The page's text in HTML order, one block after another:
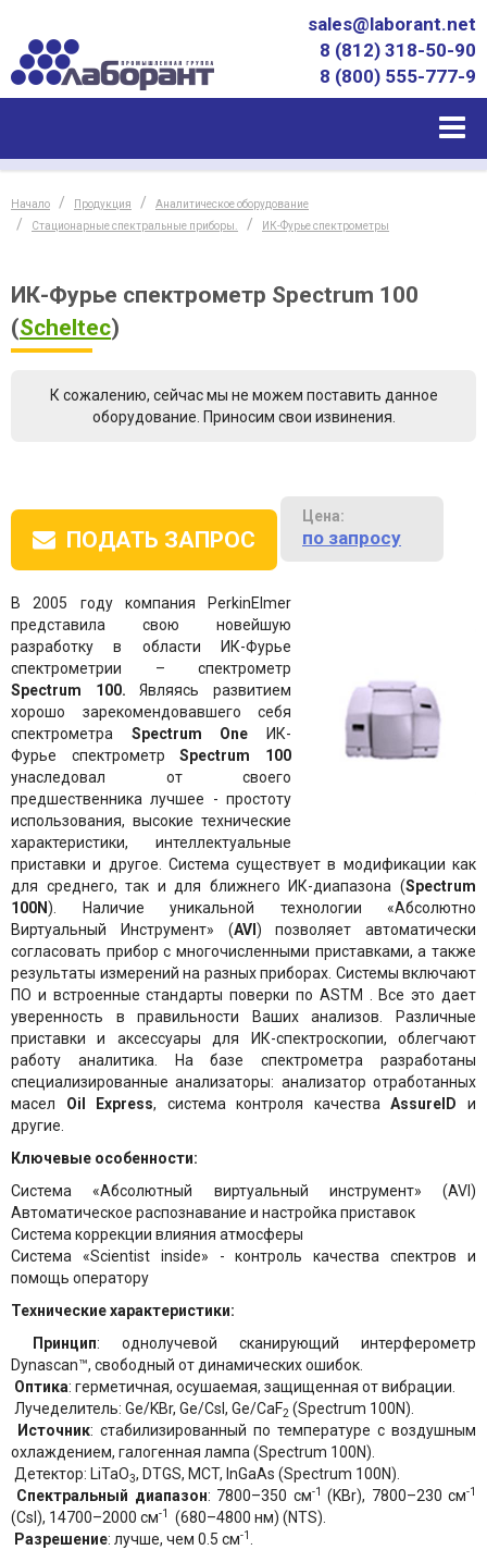
sales@laborant.net
8 (812) 318-50-90
8 (800) 555-777-9
Начало Продукция
Аналитическое оборудование
Стационарные спектральные приборы.
ИК-Фурье спектрометры
ИК-Фурье спектрометр Spectrum 100
(Scheltec)
К сожалению, сейчас мы не можем поставить данное
оборудование. Приносим свои извинения.
ПОДАТЬ ЗАПРОС
Цена:
по запросу
В 2005 году компания PerkinElmer
представила свою новейшую
разработку в области ИК-Фурье
спектрометрии – спектрометр
Spectrum 100.Являясь развитием
хорошо зарекомендовавшего себя
спектрометра Spectrum One
ИК-
Фурье спектрометрSpectrum 100
унаследовал от своего
предшественника лучшее - простоту
использования, высокие технические
характеристики, интеллектуальные
приставки и другое. Система существует в модификации как
для среднего, так и для ближнего ИК-диапазона (Spectrum
100N). Наличие уникальной технологии «Абсолютно
Виртуальный Инструмент» (AVI ) позволяет автоматически
согласовать прибор с многочисленными приставками, а также
результаты измерений на разных приборах. Системы включают
ПО и встроенные стандарты поверки по ASTM . Все это дает
уверенность в правильности Ваших анализов. Различные
приставки и аксессуары для ИК-спектроскопии, облегчают
работу аналитика. На базе спектрометра разработаны
специализированные анализаторы: анализатор отработанных
масел Oil Express, система контроля качестваAssureIDи
другие.
Ключевые особенности:
Система «Абсолютный виртуальный инструмент» (AVI)
Автоматическое распознавание и настройка приставок
Система коррекции влияния атмосферы
Система «Scientist inside» - контроль качества спектров и
помощь оператору
Технические характеристики:
Принцип: однолучевой сканирующий интерферометр
Dynascan™, свободный от динамических ошибок.
Оптика: герметичная, осушаемая, защищенная от вибрации.
Лучеделитель: Ge/KBr, Ge/CsI, Ge/CaF2 (Spectrum 100N).
Источник: стабилизированный по температуре с воздушным
охлаждением, галогенная лампа (Spectrum 100N).
Детектор: LiTaO3, DTGS, MCT, InGaAs (Spectrum 100N).
Спектральный диапазон: 7800–350 см-1(KBr), 7800–230 см-1
(CsI), 14700–2000 см-1
(680–4800 нм) (NTS).
Разрешение: лучше, чем 0.5 см-1.